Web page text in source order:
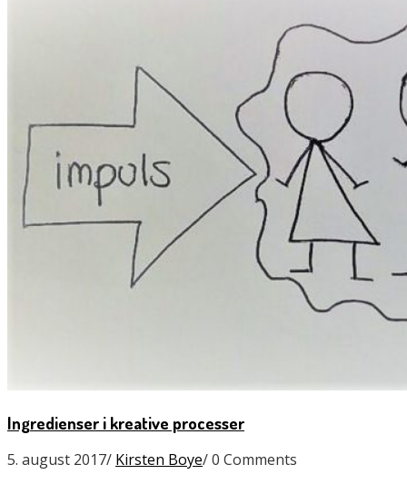
Ingredienser i kreative processer
5. august 2017/ Kirsten Boye/0 Comments